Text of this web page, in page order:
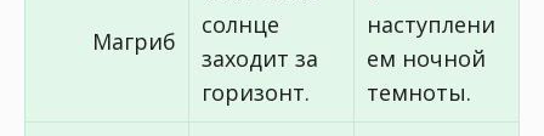
Магриб
солнце
заходит за
горизонт.
наступлени
ем ночной
темноты.